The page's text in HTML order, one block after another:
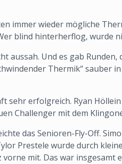
immer wieder mögliche
blind hinterherflog, wurde
aussah. Und es gab
Thermik“ sauber
sehr erfolgreich. Ryan
Challenger mit dem
das Senioren-Fly-Off.
Prestele wurde durch
mit. Das war insgesamt